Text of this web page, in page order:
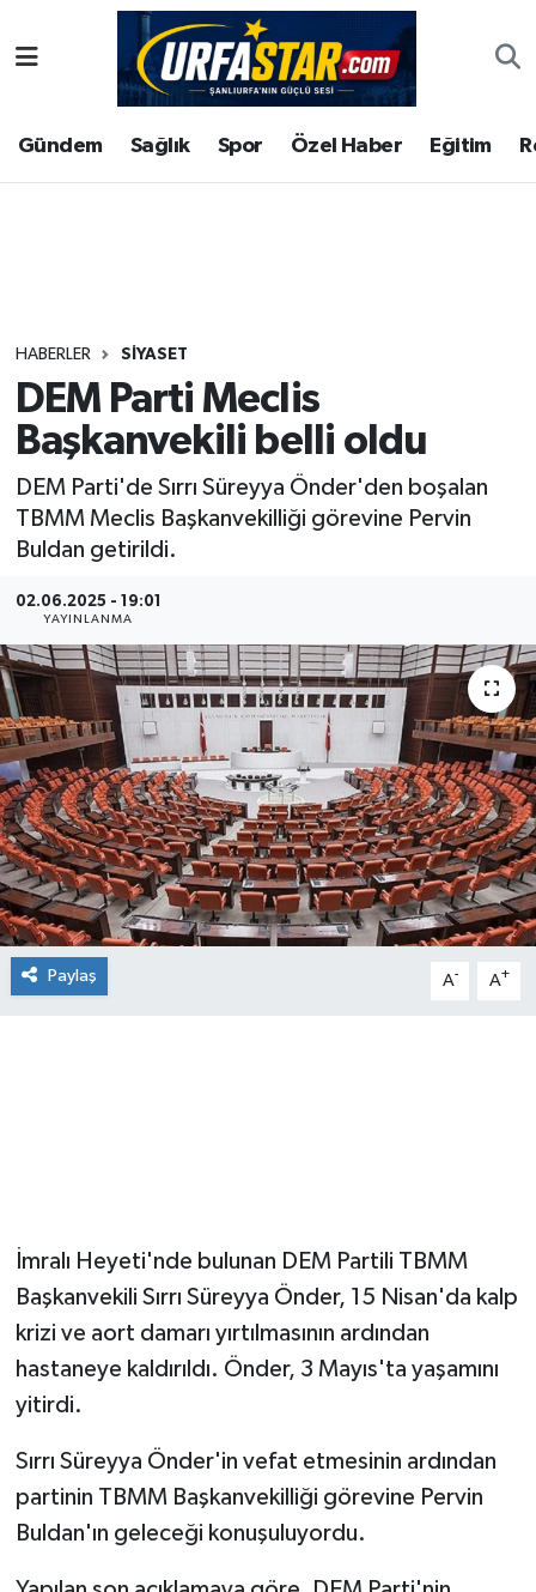
Gündem Sağlık Spor Özel Haber Eğitim
HABERLER SIYASET
DEM Parti Meclis
Başkanvekili belli oldu
DEM Parti'de Sırrı Süreyya Önder'den boşalan
TBMM Meclis Başkanvekilliği görevine Pervin
Buldan getirildi.
02.06.2025 - 19:01
YAYINLANMA
Paylaş A- A+
İmralı Heyeti'nde bulunan DEM Partili TBMM
Başkanvekili Sırrı Süreyya Önder, 15 Nisan'da kalp
krizi ve aort damarı yırtılmasının ardından
hastaneye kaldırıldı. Önder, 3 Mayıs'ta yaşamını
yitirdi.
Sırrı Süreyya Önder'in vefat etmesinin ardından
partinin TBMM Başkanvekilliği görevine Pervin
Buldan'ın geleceği konuşuluyordu.
ASAYİS
ÇEVRE
Gündem
Kültür
Magazin
Şanlıurfa Nöbetçi Eczaneler
Şanlıurfa Hava Durumu
Tüm Manşetler
Son Dakika Haberleri
Haber Arşivi